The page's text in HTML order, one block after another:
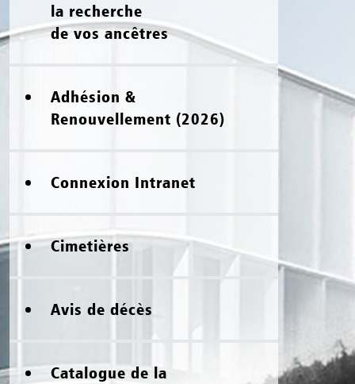
la recherche
de vos ancêtres
Adhésion &
Renouvellement (2026)
Connexion Intranet
Cimetières
Avis de décès
Catalogue de la